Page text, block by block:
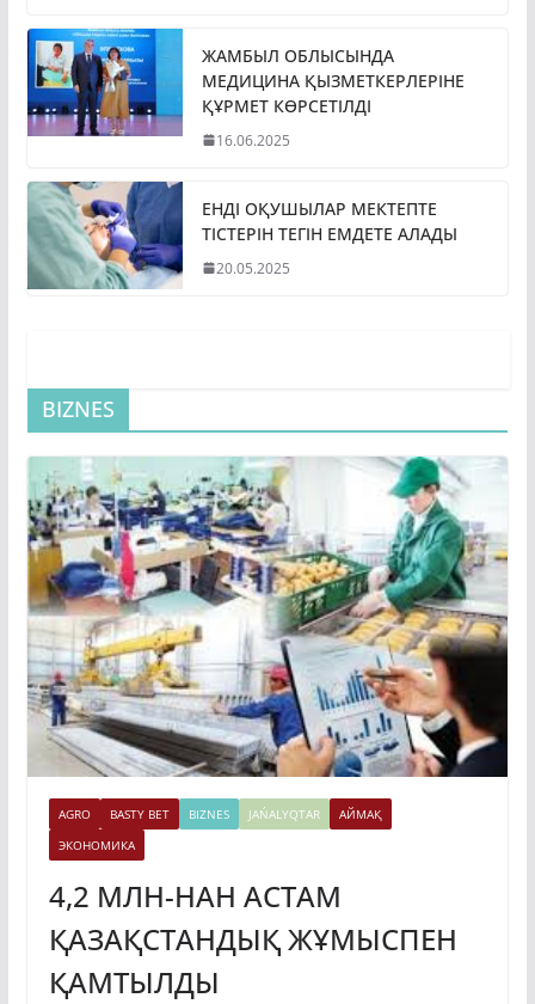
ЖАМБЫЛ ОБЛЫСЫНДА
МЕДИЦИНА ҚЫЗМЕТКЕРЛЕРІНЕ
ҚҰРМЕТ КӨРСЕТІЛДІ
16.06.2025
ЕНДІ ОҚУШЫЛАР МЕКТЕПТЕ
ТІСТЕРІН ТЕГІН ЕМДЕТЕ АЛАДЫ
20.05.2025
BIZNES
AGRO BASTY BET BIZNES JAŃALYQTAR
АЙМАҚ
ЭКОНОМИКА
4,2 МЛН-НАН АСТАМ
ҚАЗАҚСТАНДЫҚ ЖҰМЫСПЕН
ҚАМТЫЛДЫ